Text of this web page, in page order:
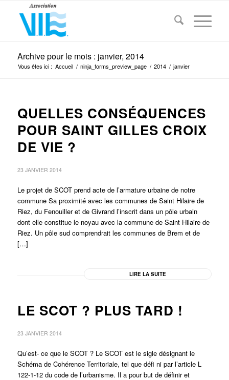
Archive pour le mois : janvier, 2014
Vous êtes ici : Accueil / ninja_forms_preview_page / 2014 / janvier
QUELLES CONSÉQUENCES
POUR SAINT GILLES CROIX
DE VIE ?
23 JANVIER 2014
Le projet de SCOT prend acte de l’armature urbaine de notre
commune Sa proximité avec les communes de Saint Hilaire de
Riez, du Fenouiller et de Givrand l’inscrit dans un pôle urbain
dont elle constitue le noyau avec la commune de Saint Hilaire de
Riez. Un pôle sud comprendrait les communes de Brem et de
[…]
LIRE LA SUITE
LE SCOT ? PLUS TARD !
23 JANVIER 2014
Qu’est- ce que le SCOT ? Le SCOT est le sigle désignant le
Schéma de Cohérence Territoriale, tel que défi ni par l’article L
122-1-12 du code de l’urbanisme. Il a pour but de définir et